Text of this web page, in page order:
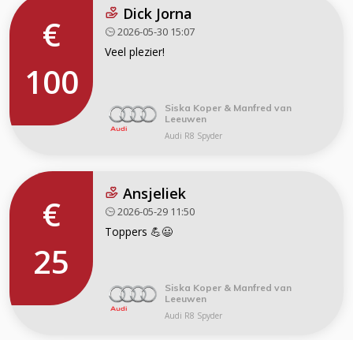
€
100
Dick Jorna
2026-05-30 15:07
Veel plezier!
Siska Koper & Manfred van
Leeuwen
Audi R8 Spyder
€
25
Ansjeliek
2026-05-29 11:50
Toppers 💪😃
Siska Koper & Manfred van
Leeuwen
Audi R8 Spyder